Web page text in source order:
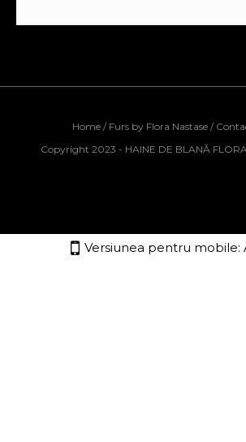
Home / Furs by Flora Nastase /
Copyright 2023 - HAINE DE BLANĂ FLORA
Versiunea pentru mobile: